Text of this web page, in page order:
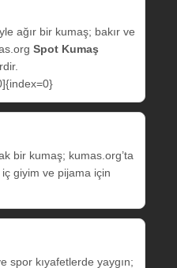
ağır bir kumaş; bakır ve
Spot Kumaş
bir kumaş; kumas.org’ta
giyim ve pijama için
spor kıyafetlerde yaygın;